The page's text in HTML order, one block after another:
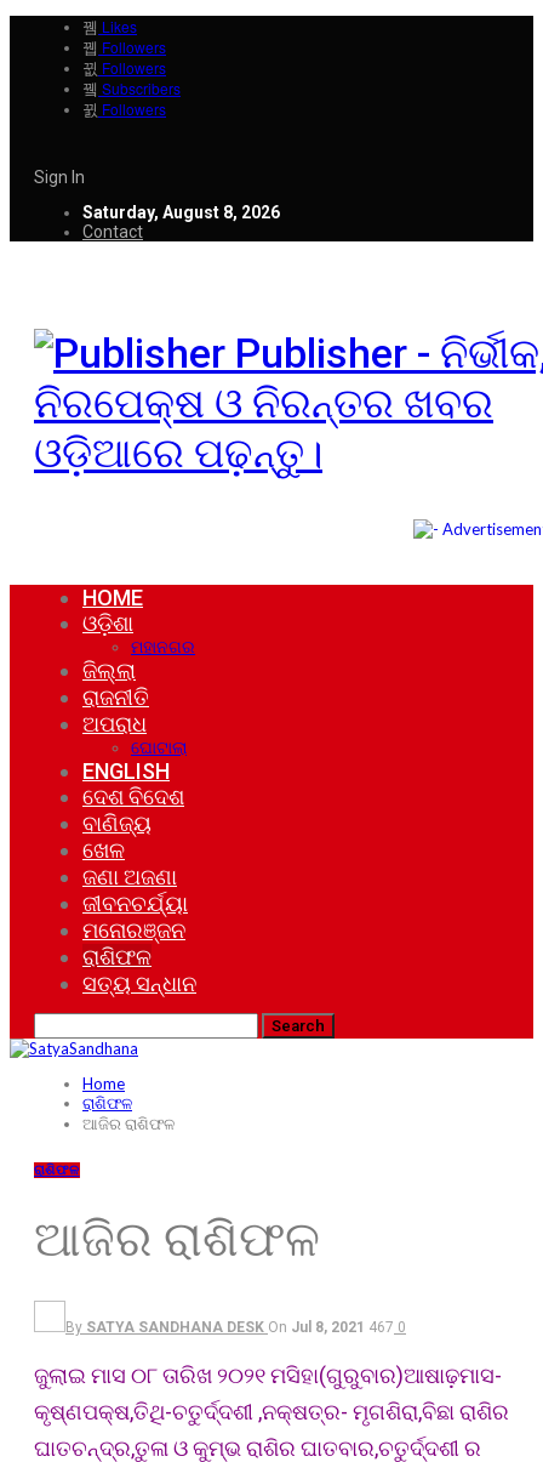
Likes
Followers
Followers
Subscribers
Followers
Sign In
Saturday, August 8, 2026
Contact
Publisher -
ନିରପେକ୍ଷ ଓ ନିରନ୍ତର ଖବର
ଓଡ଼ିଆରେ ପଢ଼ନ୍ତୁ।
HOME
ଓଡ଼ିଶା
ମହାନଗର
ଜିଲ୍ଲା
ରାଜନୀତି
ଅପରାଧ
ଘୋଟାଲା
ENGLISH
ଦେଶ ବିଦେଶ
ବାଣିଜ୍ୟ
ଖେଳ
ଜଣା ଅଜଣା
ଜୀବନଚର୍ଯ୍ୟା
ମନୋରଞ୍ଜନ
ରାଶିଫଳ
ସତ୍ୟ ସନ୍ଧାନ
Home
ରାଶିଫଳ
ଆଜିର ରାଶିଫଳ
ରାଶିଫଳ
ଆଜିର ରାଶିଫଳ
By SATYA SANDHANA DESK On Jul 8, 2021 467 0
ଜୁଲାଇ ମାସ ୦୮ ତାରିଖ ୨୦୨୧ ମସିହା(ଗୁରୁବାର)ଆଷାଢ଼ମାସ-
କୃଷ୍ଣପକ୍ଷ,ତିଥି-ଚତୁର୍ଦ୍ଦଶୀ ,ନକ୍ଷତ୍ର- ମୃଗଶିରା,ବିଛା ରାଶିର
ଘାତଚନ୍ଦ୍ର,ତୁଳା ଓ କୁମ୍ଭ ରାଶିର ଘାତବାର,ଚତୁର୍ଦ୍ଦଶୀ ର